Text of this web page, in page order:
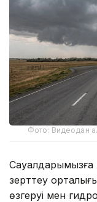
Фото: Видеодан
зерттеу
өзгеруі мен